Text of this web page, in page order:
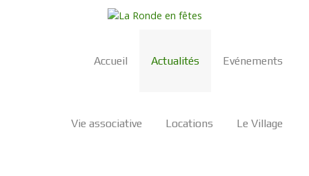
Accueil Actualités Evénements
Vie associative Locations Le Village